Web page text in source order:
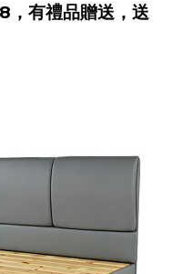
， 有禮品贈送，送